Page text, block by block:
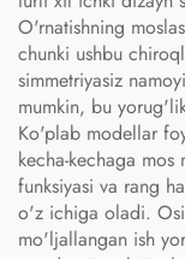
O'rnatishning
chunki ushbu
simmetriyasiz
mumkin, bu
Ko'plab modellar
kecha-kechaga
funksiyasi va rang
o'z ichiga oladi.
mo'ljallangan ish